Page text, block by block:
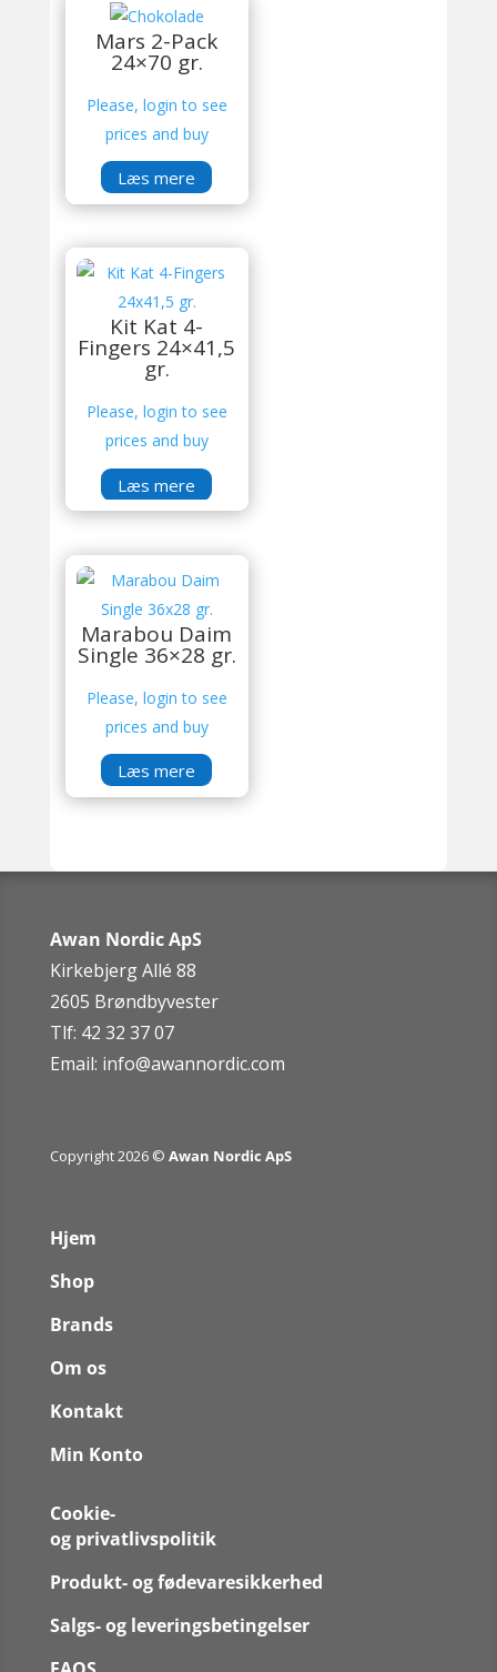
Mars 2-Pack
24×70 gr.
Please, login to see
prices and buy
Læs mere
Kit Kat 4-
Fingers 24×41,5
gr.
Please, login to see
prices and buy
Læs mere
Marabou Daim
Single 36×28 gr.
Please, login to see
prices and buy
Læs mere
Awan Nordic ApS
Kirkebjerg Allé 88
2605 Brøndbyvester
Tlf: 42 32 37 07
Email: info@awannordic.com
Copyright 2026 © Awan Nordic ApS
Hjem
Shop
Brands
Om os
Kontakt
Min Konto
Cookie-
og privatlivspolitik
Produkt- og fødevaresikkerhed
Salgs- og leveringsbetingelser